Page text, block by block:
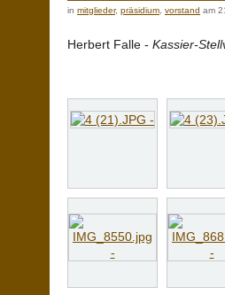
in mitglieder, präsidium vorstand am
Herbert Falle - Kassier-